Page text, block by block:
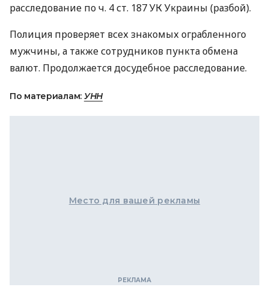
расследование по ч. 4 ст. 187 УК Украины (разбой).
Полиция проверяет всех знакомых ограбленного
мужчины, а также сотрудников пункта обмена
валют. Продолжается досудебное расследование.
По материалам: УНН
Место для вашей рекламы